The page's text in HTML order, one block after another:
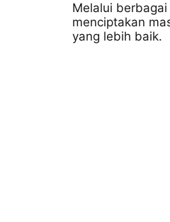
Melalui
menciptakan
yang lebih baik.